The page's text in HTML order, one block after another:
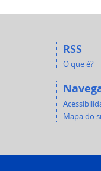
RSS
O que é?
Mapa do